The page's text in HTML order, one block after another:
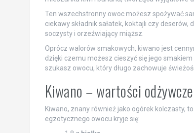
Ten wszechstronny owoc możesz spożywać
ciekawy składnik sałatek, koktajli czy
soczysty i orzeźwiający miąższ.
Oprócz walorów smakowych, kiwano jest
dzięki czemu możesz cieszyć się jego
szukasz owocu, który długo zachowuje
Kiwano – wartości
Kiwano, znany również jako ogórek kolczasty,
egzotycznego owocu kryje się: